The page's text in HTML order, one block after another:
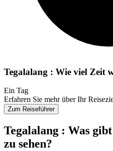
Tegalalang : Wie viel Zeit
Ein Tag
Erfahren Sie mehr über Ihr
Zum Reiseführer
Tegalalang : Was
zu sehen?